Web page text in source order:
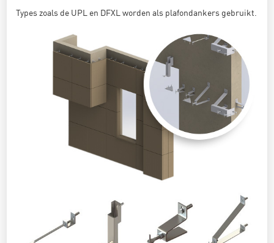
Types zoals de UPL en DFXL worden als plafondankers gebruikt.